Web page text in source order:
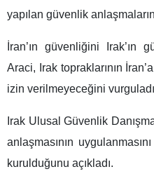
yapılan güvenlik
İran’ın güvenliğini Irak’ın
Araci, Irak topraklarının
izin verilmeyeceğini
Irak Ulusal Güvenlik
anlaşmasının
kurulduğunu açıkladı.